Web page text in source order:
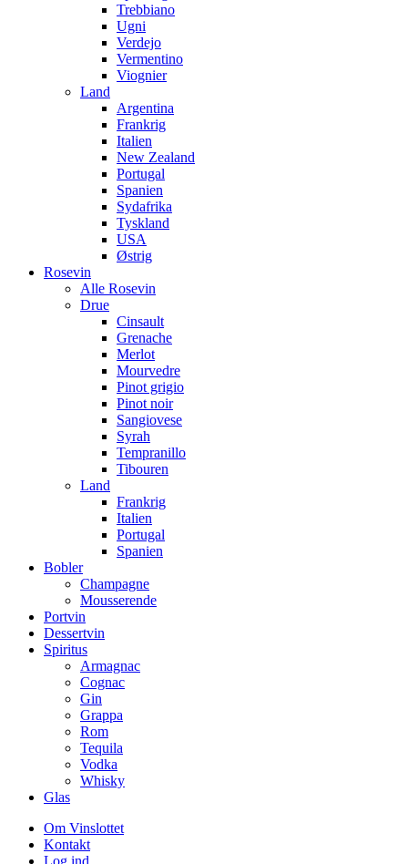
Trebbiano
Ugni
Verdejo
Vermentino
Viognier
Land
Argentina
Frankrig
Italien
New Zealand
Portugal
Spanien
Sydafrika
Tyskland
USA
Østrig
Rosevin
Alle Rosevin
Drue
Cinsault
Grenache
Merlot
Mourvedre
Pinot grigio
Pinot noir
Sangiovese
Syrah
Tempranillo
Tibouren
Land
Frankrig
Italien
Portugal
Spanien
Bobler
Champagne
Mousserende
Portvin
Dessertvin
Spiritus
Armagnac
Cognac
Gin
Grappa
Rom
Tequila
Vodka
Whisky
Glas
Om Vinslottet
Kontakt
Log ind